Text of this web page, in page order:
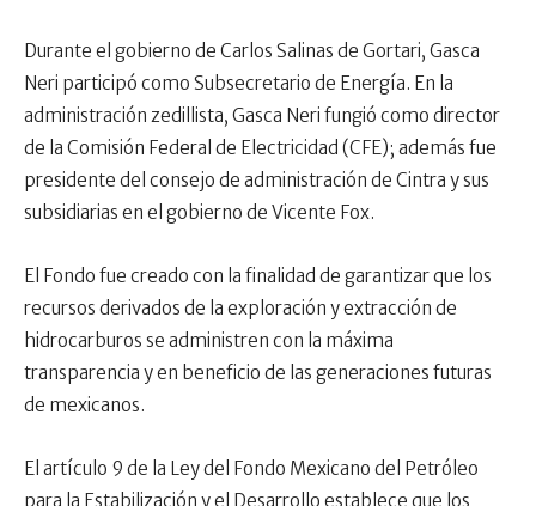
Durante el gobierno de Carlos Salinas de Gortari, Gasca
Neri participó como Subsecretario de Energía. En la
administración zedillista, Gasca Neri fungió como director
de la Comisión Federal de Electricidad (CFE); además fue
presidente del consejo de administración de Cintra y sus
subsidiarias en el gobierno de Vicente Fox.
El Fondo fue creado con la finalidad de garantizar que los
recursos derivados de la exploración y extracción de
hidrocarburos se administren con la máxima
transparencia y en beneficio de las generaciones futuras
de mexicanos.
El artículo 9 de la Ley del Fondo Mexicano del Petróleo
para la Estabilización y el Desarrollo establece que los